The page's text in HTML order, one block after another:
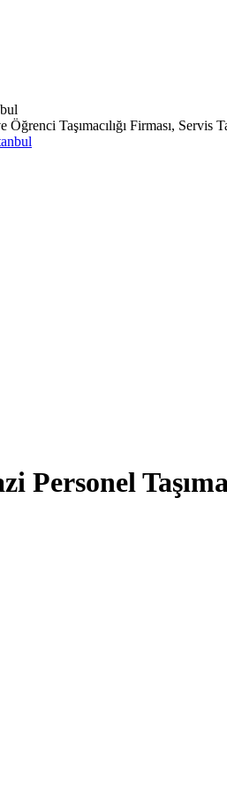
Taşımacılığı Firması, Servis
Personel